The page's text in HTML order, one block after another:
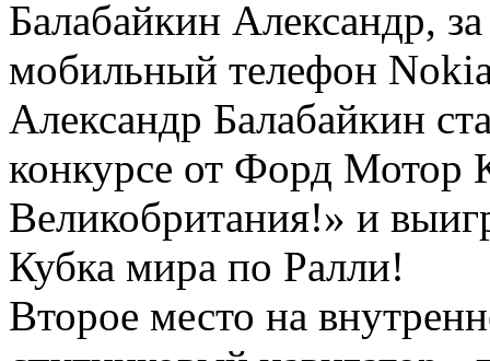
Балабайкин Александр,
мобильный телефон
Александр Балабайкин
конкурсе от Форд Мотор
Великобритания!» и
Кубка мира по Ралли!
Второе место на